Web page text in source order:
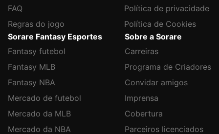
FAQ
Regras do jogo
Política de privacidade
Política de Cookies
Sorare Fantasy Esportes
Fantasy futebol
Fantasy MLB
Fantasy NBA
Mercado de futebol
Mercado da MLB
Mercado da NBA
Sobre a Sorare
Carreiras
Programa de Criadores
Convidar amigos
Imprensa
Cobertura
Parceiros licenciados